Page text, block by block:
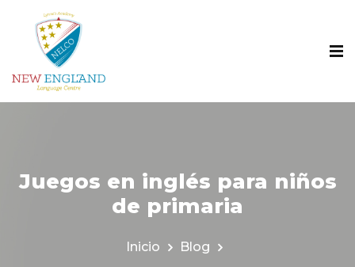
Juegos en inglés para niños
de primaria
Inicio Blog